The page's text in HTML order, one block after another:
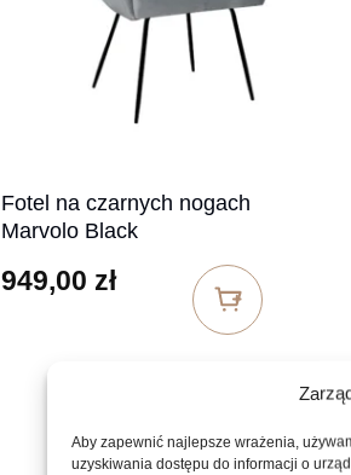
Aby zapewnić najlepsze wrażenia,
uzyskiwania dostępu do informacji o
Fotel na czarnych nogach
Marvolo Black
949,00 zł